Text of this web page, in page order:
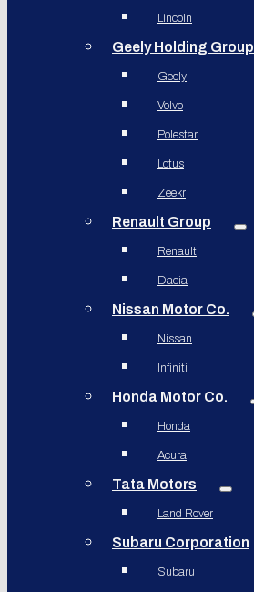
Lincoln
Geely Holding Group
Geely
Volvo
Polestar
Lotus
Zeekr
Renault Group
Renault
Dacia
Nissan Motor Co.
Nissan
Infiniti
Honda Motor Co.
Honda
Acura
Tata Motors
Land Rover
Subaru Corporation
Subaru